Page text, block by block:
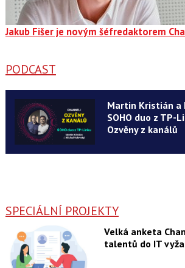
Jakub Fišer je novým šéfredaktorem
PODCAST
Martin Kristián a
SOHO duo z TP-
Ozvěny z kanálů
SPECIÁLNÍ PROJEKTY
Velká anketa
talentů do IT